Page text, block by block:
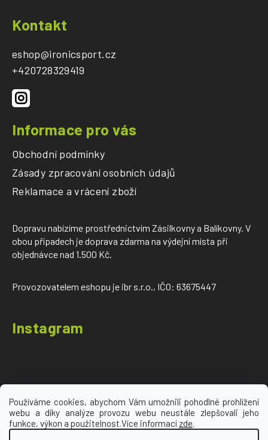
Používáme cookies, abychom Vám umožnili pohodlné prohlížení
webu a díky analýze provozu webu neustále zlepšovali jeho
funkce, výkon a použitelnost.Více informací zde.
Kontakt
eshop@ironicsport.cz
+420728329419
Informace pro vás
Obchodní podmínky
Zásady zpracování osobních údajů
Reklamace a vrácení zboží
Dopravu nabízíme prostřednictvím Zásilkovny a Balíkovny. V
obou případech je doprava zdarma na výdejní místa při
objednávce nad 1.500 Kč.
Provozovatelem eshopu je ibr s.r.o., IČO: 63675447
Instagram
Sledovat na Instagramu